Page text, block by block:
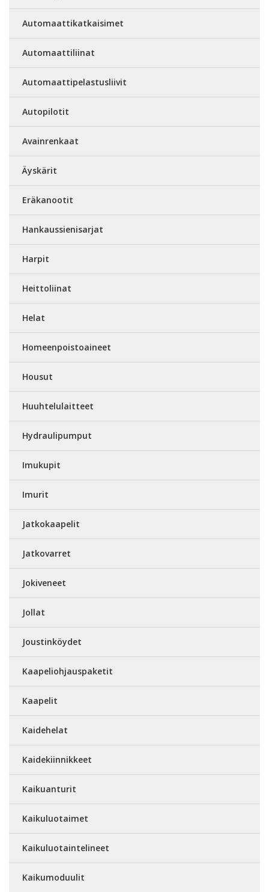
Automaattikatkaisimet
Automaattiliinat
Automaattipelastusliivit
Autopilotit
Avainrenkaat
Äyskärit
Eräkanootit
Hankaussienisarjat
Harpit
Heittoliinat
Helat
Homeenpoistoaineet
Housut
Huuhtelulaitteet
Hydraulipumput
Imukupit
Imurit
Jatkokaapelit
Jatkovarret
Jokiveneet
Jollat
Joustinköydet
Kaapeliohjauspaketit
Kaapelit
Kaidehelat
Kaidekiinnikkeet
Kaikuanturit
Kaikuluotaimet
Kaikuluotaintelineet
Kaikumoduulit